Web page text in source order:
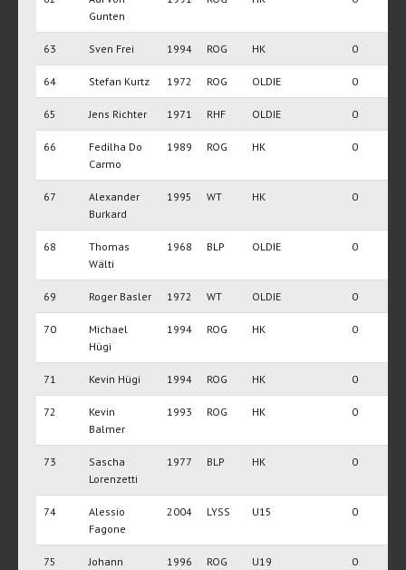
Gunten
63 Sven Frei 1994 ROG HK 0
64 Stefan Kurtz 1972 ROG OLDIE 0
65 Jens Richter 1971 RHF OLDIE 0
66
Fedilha Do
Carmo
1989 ROG HK 0
67
Alexander
Burkard
1995 WT HK 0
68
Thomas
Wälti
1968 BLP OLDIE 0
69 Roger Basler 1972 WT OLDIE 0
70
Michael
Hügi
1994 ROG HK 0
71 Kevin Hügi 1994 ROG HK 0
72
Kevin
Balmer
1993 ROG HK 0
73
Sascha
Lorenzetti
1977 BLP HK 0
74
Alessio
Fagone
2004 LYSS U15 0
75
Johann
1996 ROG U19 0